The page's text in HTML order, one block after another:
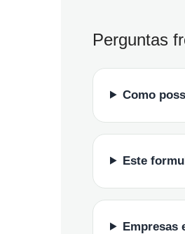
Perguntas
Como
Este
Empresas